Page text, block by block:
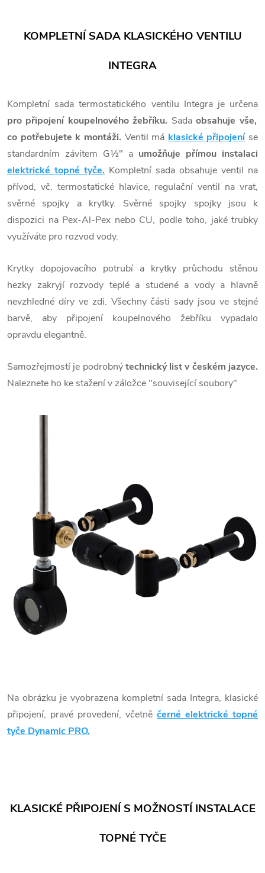
KOMPLETNÍ SADA KLASICKÉHO VENTILU
INTEGRA
Kompletní sada termostatického ventilu Integra je určena
pro připojení koupelnového žebříku. Sadaobsahuje vše,
co potřebujete k montáži. Ventil má klasické připojeníse
standardním závitem G½" a umožňuje přímou instalaci
elektrické topné tyče. Kompletní sada obsahuje ventil na
přívod, vč. termostatické hlavice, regulační ventil na vrat,
svěrné spojky a krytky. Svěrné spojky spojky jsou k
dispozici na Pex-Al-Pex nebo CU, podle toho, jaké trubky
využíváte pro rozvod vody.
Krytky dopojovacího potrubí a krytky průchodu stěnou
hezky zakryjí rozvody teplé a studené a vody a hlavně
nevzhledné díry ve zdi. Všechny části sady jsou ve stejné
barvě, aby připojení koupelnového žebříku vypadalo
opravdu elegantně.
Samozřejmostí je podrobnýtechnický list v českém jazyce.
Naleznete ho ke stažení v záložce "související soubory"
Na obrázku je vyobrazena kompletní sada Integra, klasické
připojení, pravé provedení, včetně černé elektrické topné
tyče Dynamic PRO.
KLASICKÉ PŘIPOJENÍ S MOŽNOSTÍ INSTALACE
TOPNÉ TYČE